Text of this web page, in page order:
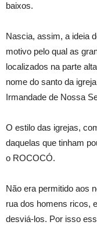
baixos.
Nascia, assim, a ideia
motivo pelo qual as
localizados na parte
nome do santo da
Irmandade de Nossa
O estilo das igrejas,
daquelas que tinham
o ROCOCÓ.
Não era permitido aos
rua dos homens ricos,
desviá-los. Por isso